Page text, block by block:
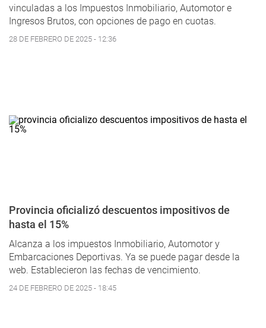
vinculadas a los Impuestos Inmobiliario, Automotor e
Ingresos Brutos, con opciones de pago en cuotas.
28 DE FEBRERO DE 2025 - 12:36
Provincia oficializó descuentos impositivos de
hasta el 15%
Alcanza a los impuestos Inmobiliario, Automotor y
Embarcaciones Deportivas. Ya se puede pagar desde la
web. Establecieron las fechas de vencimiento.
24 DE FEBRERO DE 2025 - 18:45